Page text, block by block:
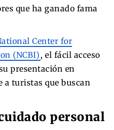
que ha ganado fama
Center for
(NCBI) , el fácil acceso
presentación en
a turistas que buscan
personal